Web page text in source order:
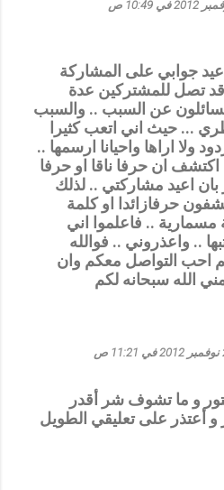
جوابي على المشاركة
تصل للمشتركين عدة
عن السبب .. والسبب
... حيث اني اتعب كثيرا
ولا اراها واحيانا ارسمها ..
اكتشف ان حرفا ناقا او حرفا
اعيد مشاركتي .. لذلك
حرفازائدا او كلمة
مسمارية .. فاعلموا اني
.. واعذروني .. فوالله
احب التواصل معكم وان
الله سبحانه لكم
ص
و ما تشوف شر أقدر
و أعتذر على تعليقي الطويل